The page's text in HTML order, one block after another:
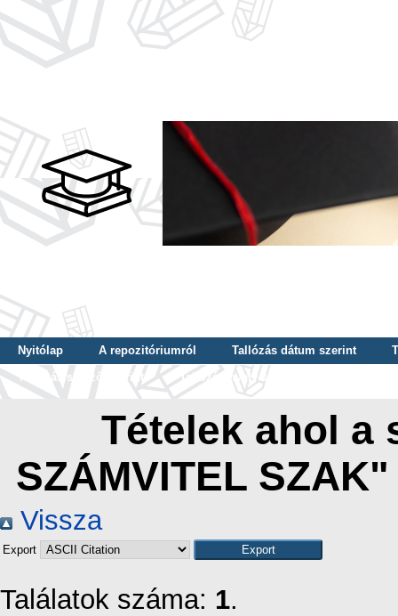
Nyitólap A repozitóriumról Tallózás dátum szerint
Tallózás szerző szerint
Tallózás nyelv szerint
Tételek ahol a
SZÁMVITEL
Vissza
Export
Találatok száma: 1.